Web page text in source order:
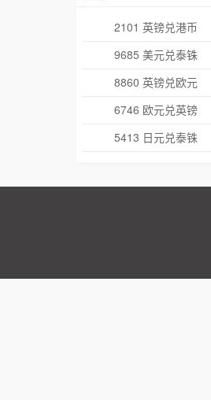
2101 英镑兑港币
9685 美元兑泰铢
8860 英镑兑欧元
6746 欧元兑英镑
5413 日元兑泰铢